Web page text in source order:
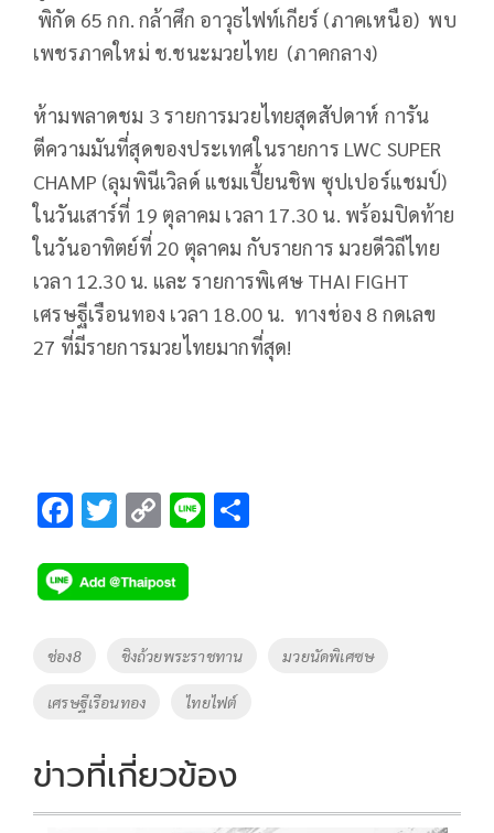
พิกัด 65 กก. กล้าศึก อาวุธไฟท์เกียร์ (ภาคเหนือ) พบ
เพชรภาคใหม่ ช.ชนะมวยไทย (ภาคกลาง)
ห้ามพลาดชม 3 รายการมวยไทยสุดสัปดาห์ การัน
ตีความมันที่สุดของประเทศในรายการ LWC SUPER
CHAMP (ลุมพินีเวิลด์ แชมเปี้ยนชิพ ซุปเปอร์แชมป์)
ในวันเสาร์ที่ 19 ตุลาคม เวลา 17.30 น. พร้อมปิดท้าย
ในวันอาทิตย์ที่ 20 ตุลาคม กับรายการ มวยดีวิถีไทย
เวลา 12.30 น. และ รายการพิเศษ THAI FIGHT
เศรษฐีเรือนทอง เวลา 18.00 น. ทางช่อง 8 กดเลข
27 ที่มีรายการมวยไทยมากที่สุด!
F
e
b
o
o
k
T
tt
er
C
p
y
Li
Li
Tags
ช่อง8 ชิงถ้วยพระราชทาน มวยนัดพิเศซษ
เศรษฐีเรือนทอง ไทยไฟต์
ข่าวที่เกี่ยวข้อง